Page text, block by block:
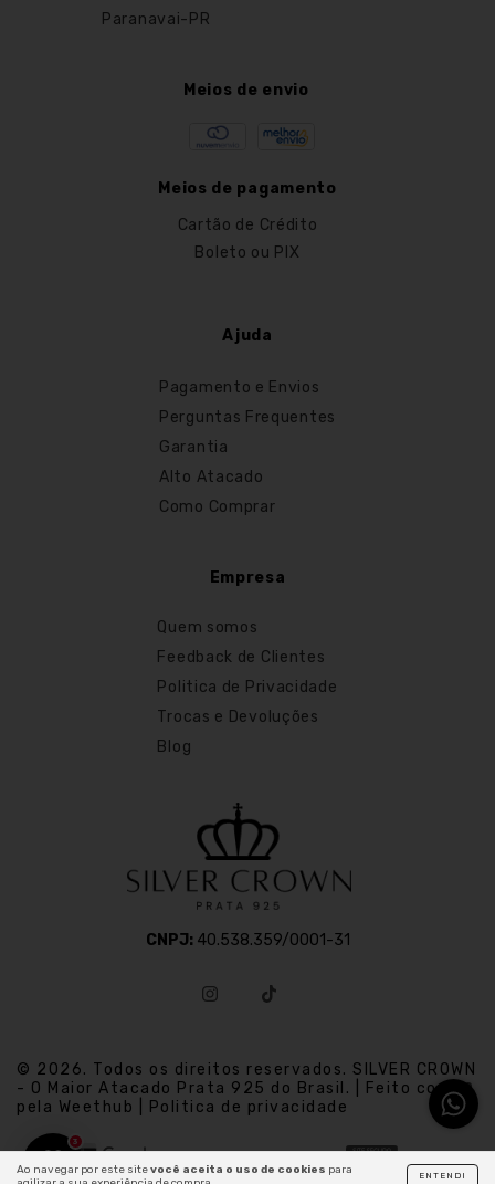
Ao navegar por este sitevocê aceita o uso de cookies para
ENTENDI
Paranavai-PR
Meios de envio
Meios de pagamento
Cartão de Crédito
Boleto ou PIX
Ajuda
Pagamento e Envios
Perguntas Frequentes
Garantia
Alto Atacado
Como Comprar
Empresa
Quem somos
Feedback de Clientes
Politica de Privacidade
Trocas e Devoluções
Blog
CNPJ: 40.538.359/0001-31
© 2026. Todos os direitos reservados. SILVER CROWN
- O Maior Atacado Prata 925 do Brasil. | Feito com
pela Weethub | Politica de privacidade
3